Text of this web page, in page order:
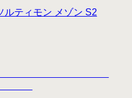
ルティモン メゾン S2